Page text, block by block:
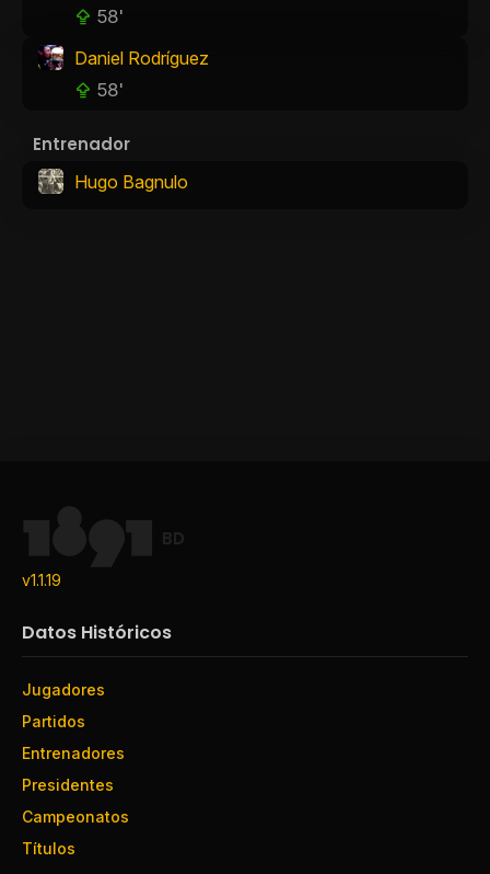
58'
Daniel Rodríguez
58'
Entrenador
Hugo Bagnulo
BD
v1.1.19
Datos Históricos
Jugadores
Partidos
Entrenadores
Presidentes
Campeonatos
Títulos